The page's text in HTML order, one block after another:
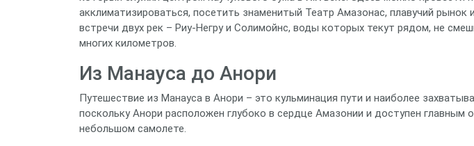
акклиматизироваться, посетить знаменитый Театр Амазонас, плавучий рынок
встречи двух рек – Риу-Негру и Солимойнс, воды которых текут рядом, не
многих километров.
Из Манауса до Анори
Путешествие из Манауса в Анори – это кульминация пути и наиболее
поскольку Анори расположен глубоко в сердце Амазонии и доступен главным
небольшом самолете.